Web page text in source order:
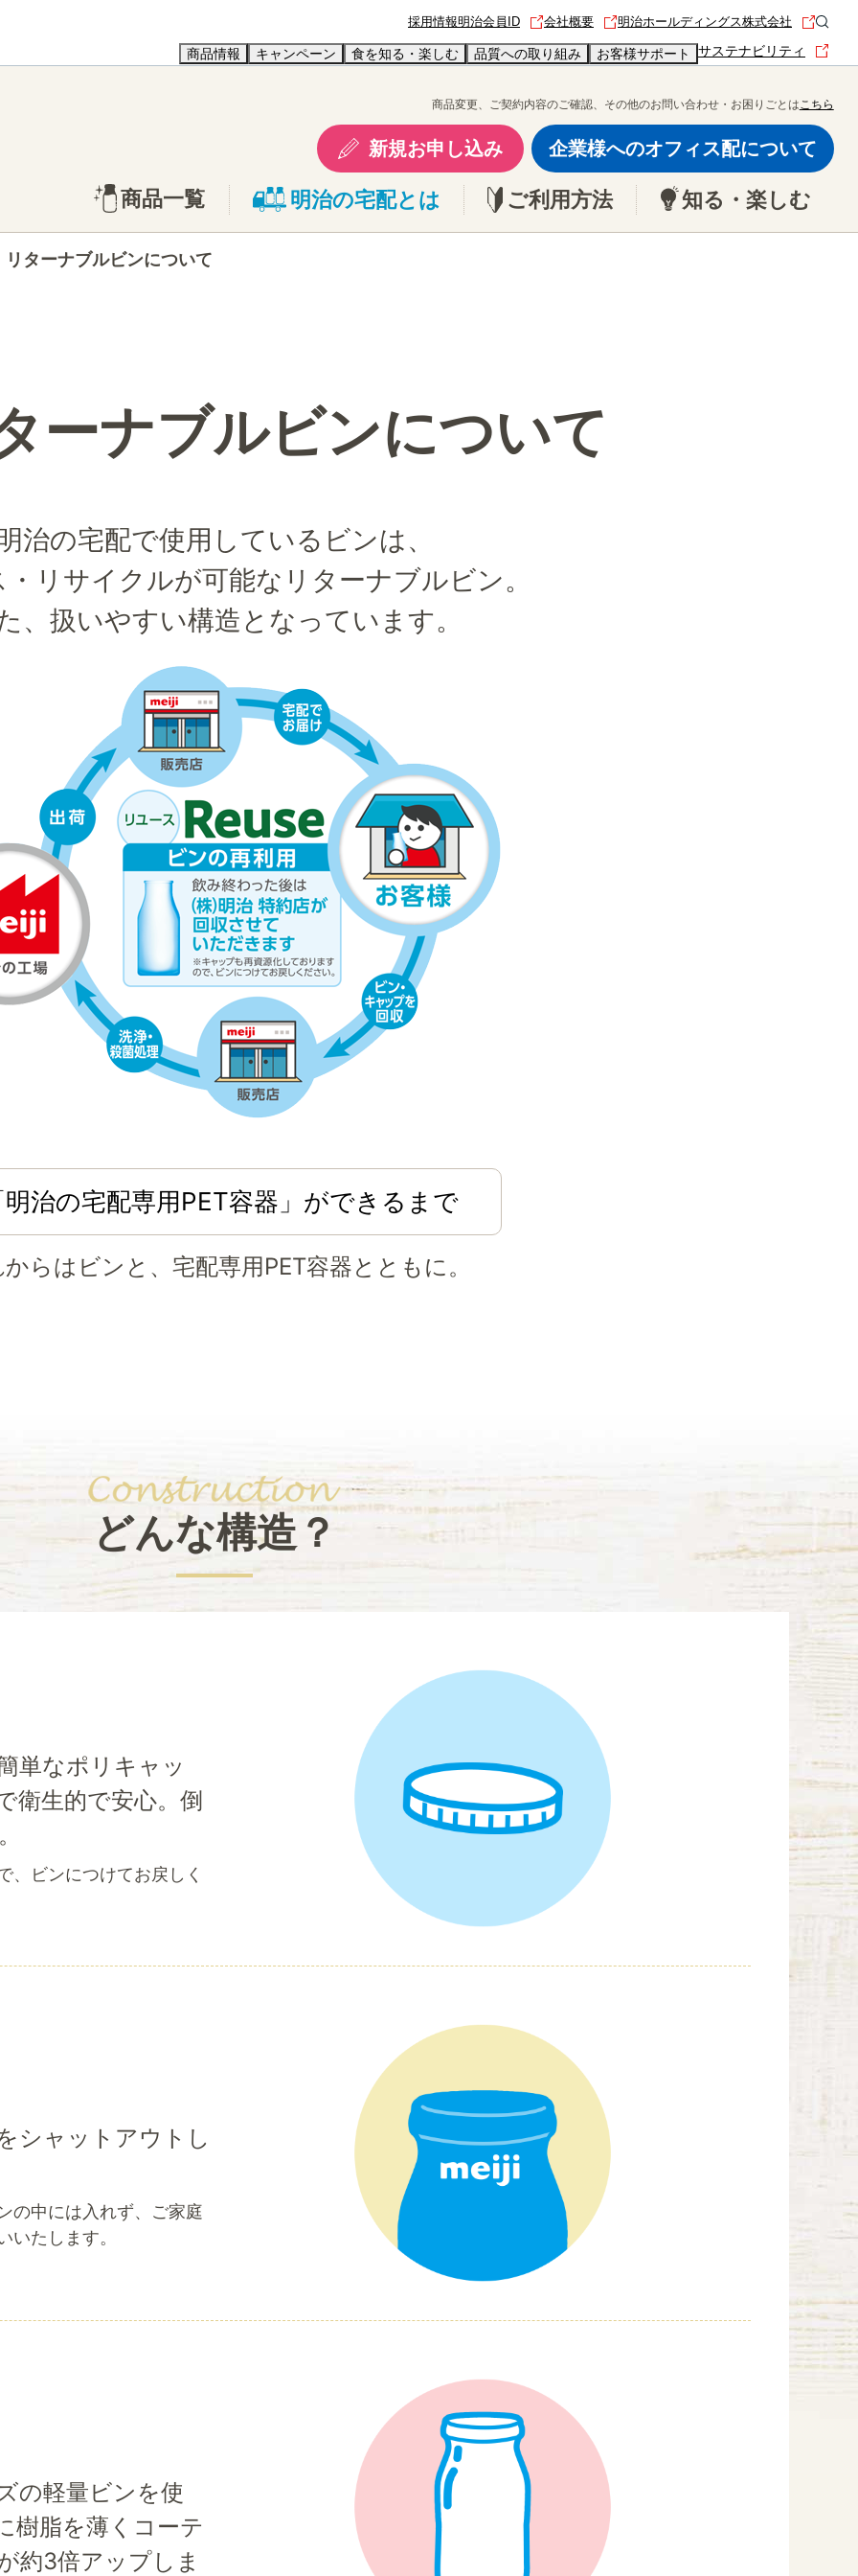
商品情報 キャンペーン 食を知る・楽しむ 品質への取り組み お客様サポート サステナビリティ
採用情報明治会員ID 会社概要 明治ホールディングス株式会社
商品変更、ご契約内容のご確認、その他のお問い合わせ・お困りごとはこちら
商品一覧 明治の宅配とは ご利用方法 知る・楽しむ
新規お申し込み 企業様へのオフィス配について
リターナブルビンについて
ーナブルビンについて
治の宅配で使用しているビンは、
リサイクルが可能なリターナブルビン。
、扱いやすい構造となっています。
明治の宅配専用PET容器」ができるまで
らはビンと、宅配専用PET容器とともに。
どんな構造？
単なポリキャッ
衛生的で安心。倒
、ビンにつけてお戻しく
シャットアウトし
の中には入れず、ご家庭
いたします。
の軽量ビンを使
樹脂を薄くコーテ
約3倍アップしま